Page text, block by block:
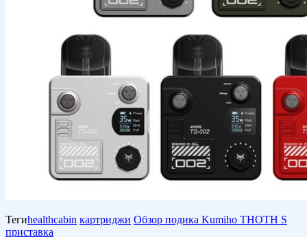
Тегиhealthcabin картриджи Обзор подика Kumiho THOTH S
приставка